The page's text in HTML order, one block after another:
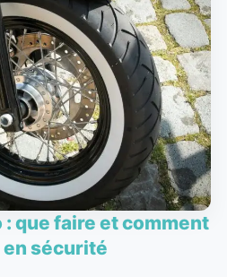
: que faire et comment
en sécurité